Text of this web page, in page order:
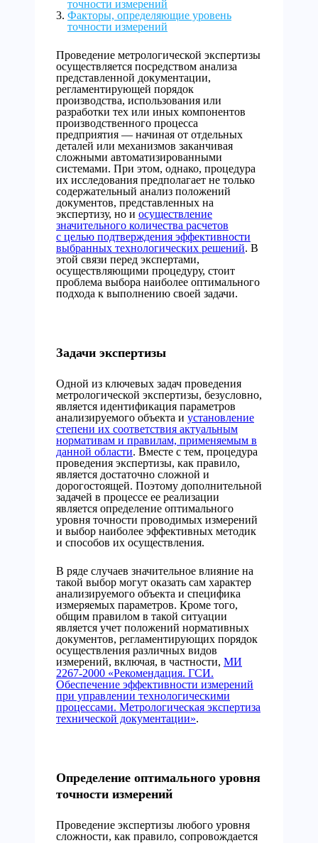
точности измерений
Факторы, определяющие уровень
точности измерений
Проведение метрологической экспертизы
осуществляется посредством анализа
представленной документации,
регламентирующей порядок
производства, использования или
разработки тех или иных компонентов
производственного процесса
предприятия — начиная от отдельных
деталей или механизмов заканчивая
сложными автоматизированными
системами. При этом, однако, процедура
их исследования предполагает не только
содержательный анализ положений
документов, представленных на
экспертизу, но и осуществление
значительного количества расчетов
с целью подтверждения эффективности
выбранных технологических решений. В
этой связи перед экспертами,
осуществляющими процедуру, стоит
проблема выбора наиболее оптимального
подхода к выполнению своей задачи.
Задачи экспертизы
Одной из ключевых задач проведения
метрологической экспертизы, безусловно,
является идентификация параметров
анализируемого объекта и установление
степени их соответствия актуальным
нормативам и правилам, применяемым в
данной области. Вместе с тем, процедура
проведения экспертизы, как правило,
является достаточно сложной и
дорогостоящей. Поэтому дополнительной
задачей в процессе ее реализации
является определение оптимального
уровня точности проводимых измерений
и выбор наиболее эффективных методик
и способов их осуществления.
В ряде случаев значительное влияние на
такой выбор могут оказать сам характер
анализируемого объекта и специфика
измеряемых параметров. Кроме того,
общим правилом в такой ситуации
является учет положений нормативных
документов, регламентирующих порядок
осуществления различных видов
измерений, включая, в частности, МИ
2267-2000 «Рекомендация. ГСИ.
Обеспечение эффективности измерений
при управлении технологическими
процессами. Метрологическая экспертиза
технической документации».
Определение оптимального уровня
точности измерений
Проведение экспертизы любого уровня
сложности, как правило, сопровождается